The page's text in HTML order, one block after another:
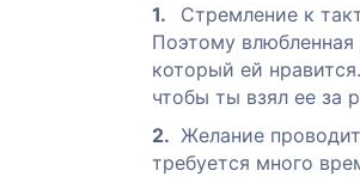
Стремление к
Поэтому
который ей
чтобы ты взял ее за
Желание
требуется много